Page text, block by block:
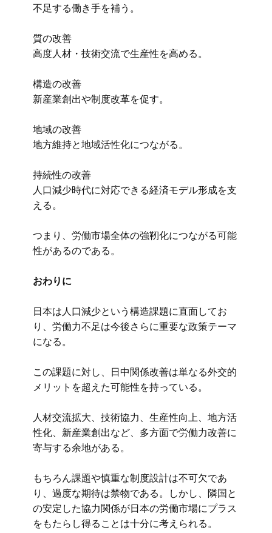
不足する働き手を補う。
質の改善
高度人材・技術交流で生産性を高める。
構造の改善
新産業創出や制度改革を促す。
地域の改善
地方維持と地域活性化につながる。
持続性の改善
人口減少時代に対応できる経済モデル形成を支
える。
つまり、労働市場全体の強靭化につながる可能
性があるのである。
おわりに
日本は人口減少という構造課題に直面してお
り、労働力不足は今後さらに重要な政策テーマ
になる。
この課題に対し、日中関係改善は単なる外交的
メリットを超えた可能性を持っている。
人材交流拡大、技術協力、生産性向上、地方活
性化、新産業創出など、多方面で労働力改善に
寄与する余地がある。
もちろん課題や慎重な制度設計は不可欠であ
り、過度な期待は禁物である。しかし、隣国と
の安定した協力関係が日本の労働市場にプラス
をもたらし得ることは十分に考えられる。